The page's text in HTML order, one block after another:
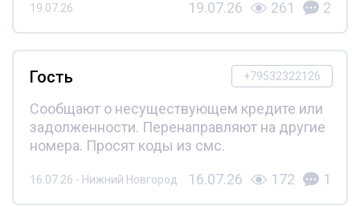
19.07.26 19.07.26 261 2
+79532322126
Гость
Сообщают о несуществующем кредите или
задолженности. Перенаправляют на другие
номера. Просят коды из смс.
16.07.26 - Нижний Новгород 16.07.26 172 1